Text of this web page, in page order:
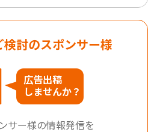
検討のスポンサー様
広告出稿
しませんか？
サー様の情報発信を